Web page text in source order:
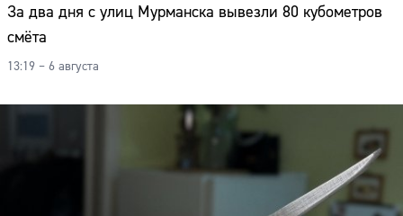
За два дня с улиц Мурманска вывезли 80 кубометров
смёта
13:19 – 6 августа